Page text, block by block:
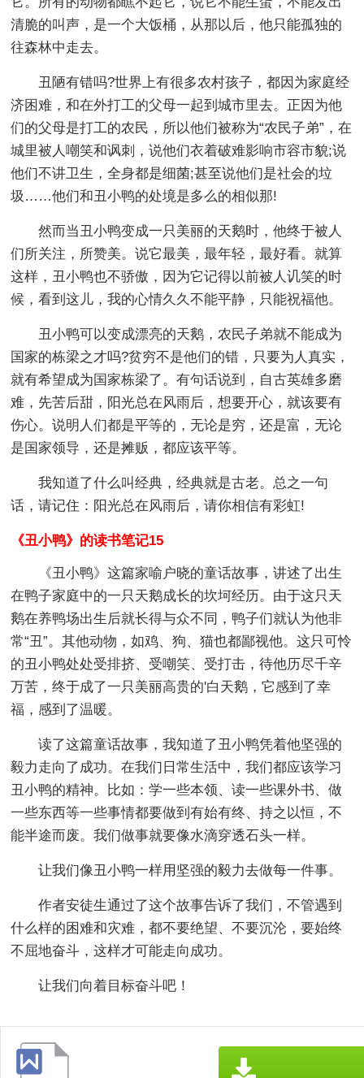
清脆的叫声，是一个大饭桶，从那以后，他只能孤独的
往森林中走去。
丑陋有错吗?世界上有很多农村孩子，都因为家庭经
济困难，和在外打工的父母一起到城市里去。正因为他
们的父母是打工的农民，所以他们被称为“农民子弟”，在
城里被人嘲笑和讽刺，说他们衣着破难影响市容市貌;说
他们不讲卫生，全身都是细菌;甚至说他们是社会的垃
圾……他们和丑小鸭的处境是多么的相似那!
然而当丑小鸭变成一只美丽的天鹅时，他终于被人
们所关注，所赞美。说它最美，最年轻，最好看。就算
这样，丑小鸭也不骄傲，因为它记得以前被人讥笑的时
候，看到这儿，我的心情久久不能平静，只能祝福他。
丑小鸭可以变成漂亮的天鹅，农民子弟就不能成为
国家的栋梁之才吗?贫穷不是他们的错，只要为人真实，
就有希望成为国家栋梁了。有句话说到，自古英雄多磨
难，先苦后甜，阳光总在风雨后，想要开心，就该要有
伤心。说明人们都是平等的，无论是穷，还是富，无论
是国家领导，还是摊贩，都应该平等。
我知道了什么叫经典，经典就是古老。总之一句
话，请记住：阳光总在风雨后，请你相信有彩虹!
《丑小鸭》的读书笔记15
《丑小鸭》这篇家喻户晓的童话故事，讲述了出生
在鸭子家庭中的一只天鹅成长的坎坷经历。由于这只天
鹅在养鸭场出生后就长得与众不同，鸭子们就认为他非
常“丑”。其他动物，如鸡、狗、猫也都鄙视他。这只可怜
的丑小鸭处处受排挤、受嘲笑、受打击，待他历尽千辛
万苦，终于成了一只美丽高贵的'白天鹅，它感到了幸
福，感到了温暖。
读了这篇童话故事，我知道了丑小鸭凭着他坚强的
毅力走向了成功。在我们日常生活中，我们都应该学习
丑小鸭的精神。比如：学一些本领、读一些课外书、做
一些东西等一些事情都要做到有始有终、持之以恒，不
能半途而废。我们做事就要像水滴穿透石头一样。
让我们像丑小鸭一样用坚强的毅力去做每一件事。
作者安徒生通过了这个故事告诉了我们，不管遇到
什么样的困难和灾难，都不要绝望、不要沉沦，要始终
不屈地奋斗，这样才可能走向成功。
让我们向着目标奋斗吧！